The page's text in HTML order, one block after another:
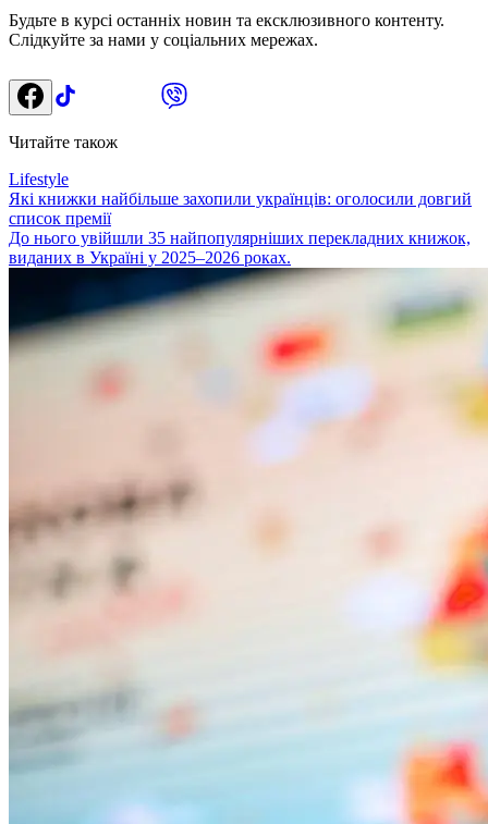
Будьте в курсі останніх новин та ексклюзивного контенту.
Слідкуйте за нами у соціальних мережах.
Читайте також
Lifestyle
Які книжки найбільше захопили українців: оголосили довгий
список премії
До нього увійшли 35 найпопулярніших перекладних книжок,
виданих в Україні у 2025–2026 роках.